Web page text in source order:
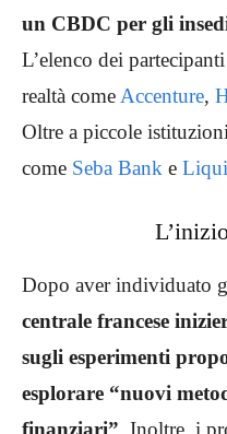
un CBDC per gli
L’elenco dei
realtà come Accenture,
Oltre a piccole
come Seba Bank e
Dopo aver individuato
centrale francese
sugli esperimenti
esplorare “nuovi
finanziari”. Inoltre, i